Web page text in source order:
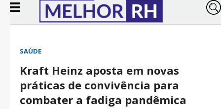
SAÚDE
Kraft Heinz aposta em novas
práticas de convivência para
combater a fadiga pandêmica